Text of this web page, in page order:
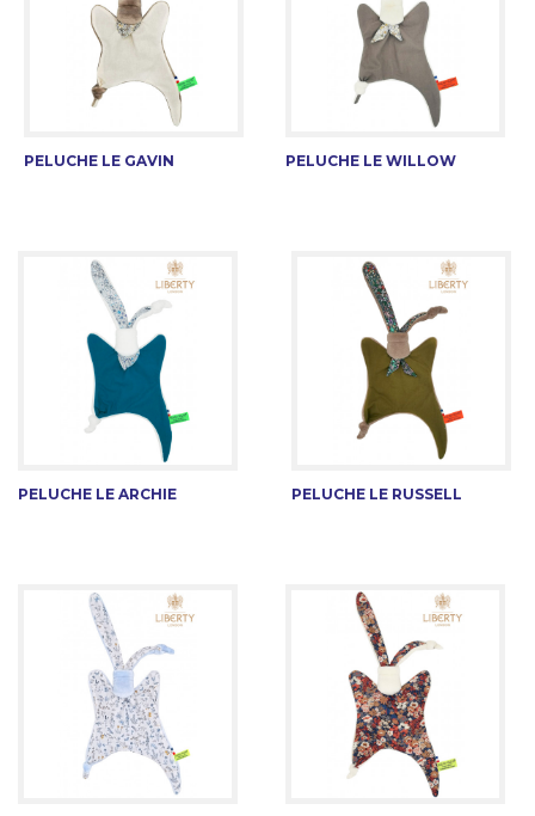
PELUCHE LE GAVIN PELUCHE LE WILLOW
PELUCHE LE ARCHIE PELUCHE LE RUSSELL